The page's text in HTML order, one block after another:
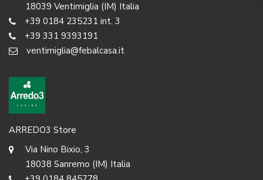
18039 Ventimiglia (IM) Italia
+39 0184 235231 int. 3
+39 331 9393191
ventimiglia@febalcasa.it
ARREDO3 Store
Via Nino Bixio, 3
18038 Sanremo (IM) Italia